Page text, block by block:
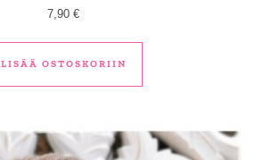
7,90 €
LISÄÄ OSTOSKORIIN